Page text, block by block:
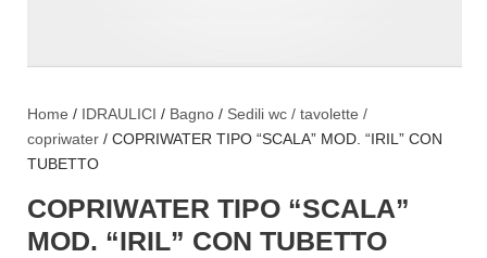
Home / IDRAULICI / Bagno / Sedili wc / tavolette /
copriwater / COPRIWATER TIPO “SCALA” MOD. “IRIL” CON
TUBETTO
COPRIWATER TIPO “SCALA”
MOD. “IRIL” CON TUBETTO